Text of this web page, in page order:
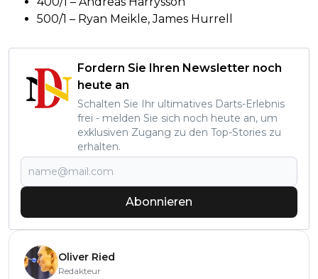
500/1 – Ryan Meikle, James Hurrell
Fordern Sie Ihren Newsletter noch
heute an
Schalten Sie Ihr ultimatives Darts-Erlebnis
frei - melden Sie sich noch heute an, um
exklusiven Zugang zu den Top-Stories zu
erhalten.
Abonnieren
Oliver Ried
Redakteur